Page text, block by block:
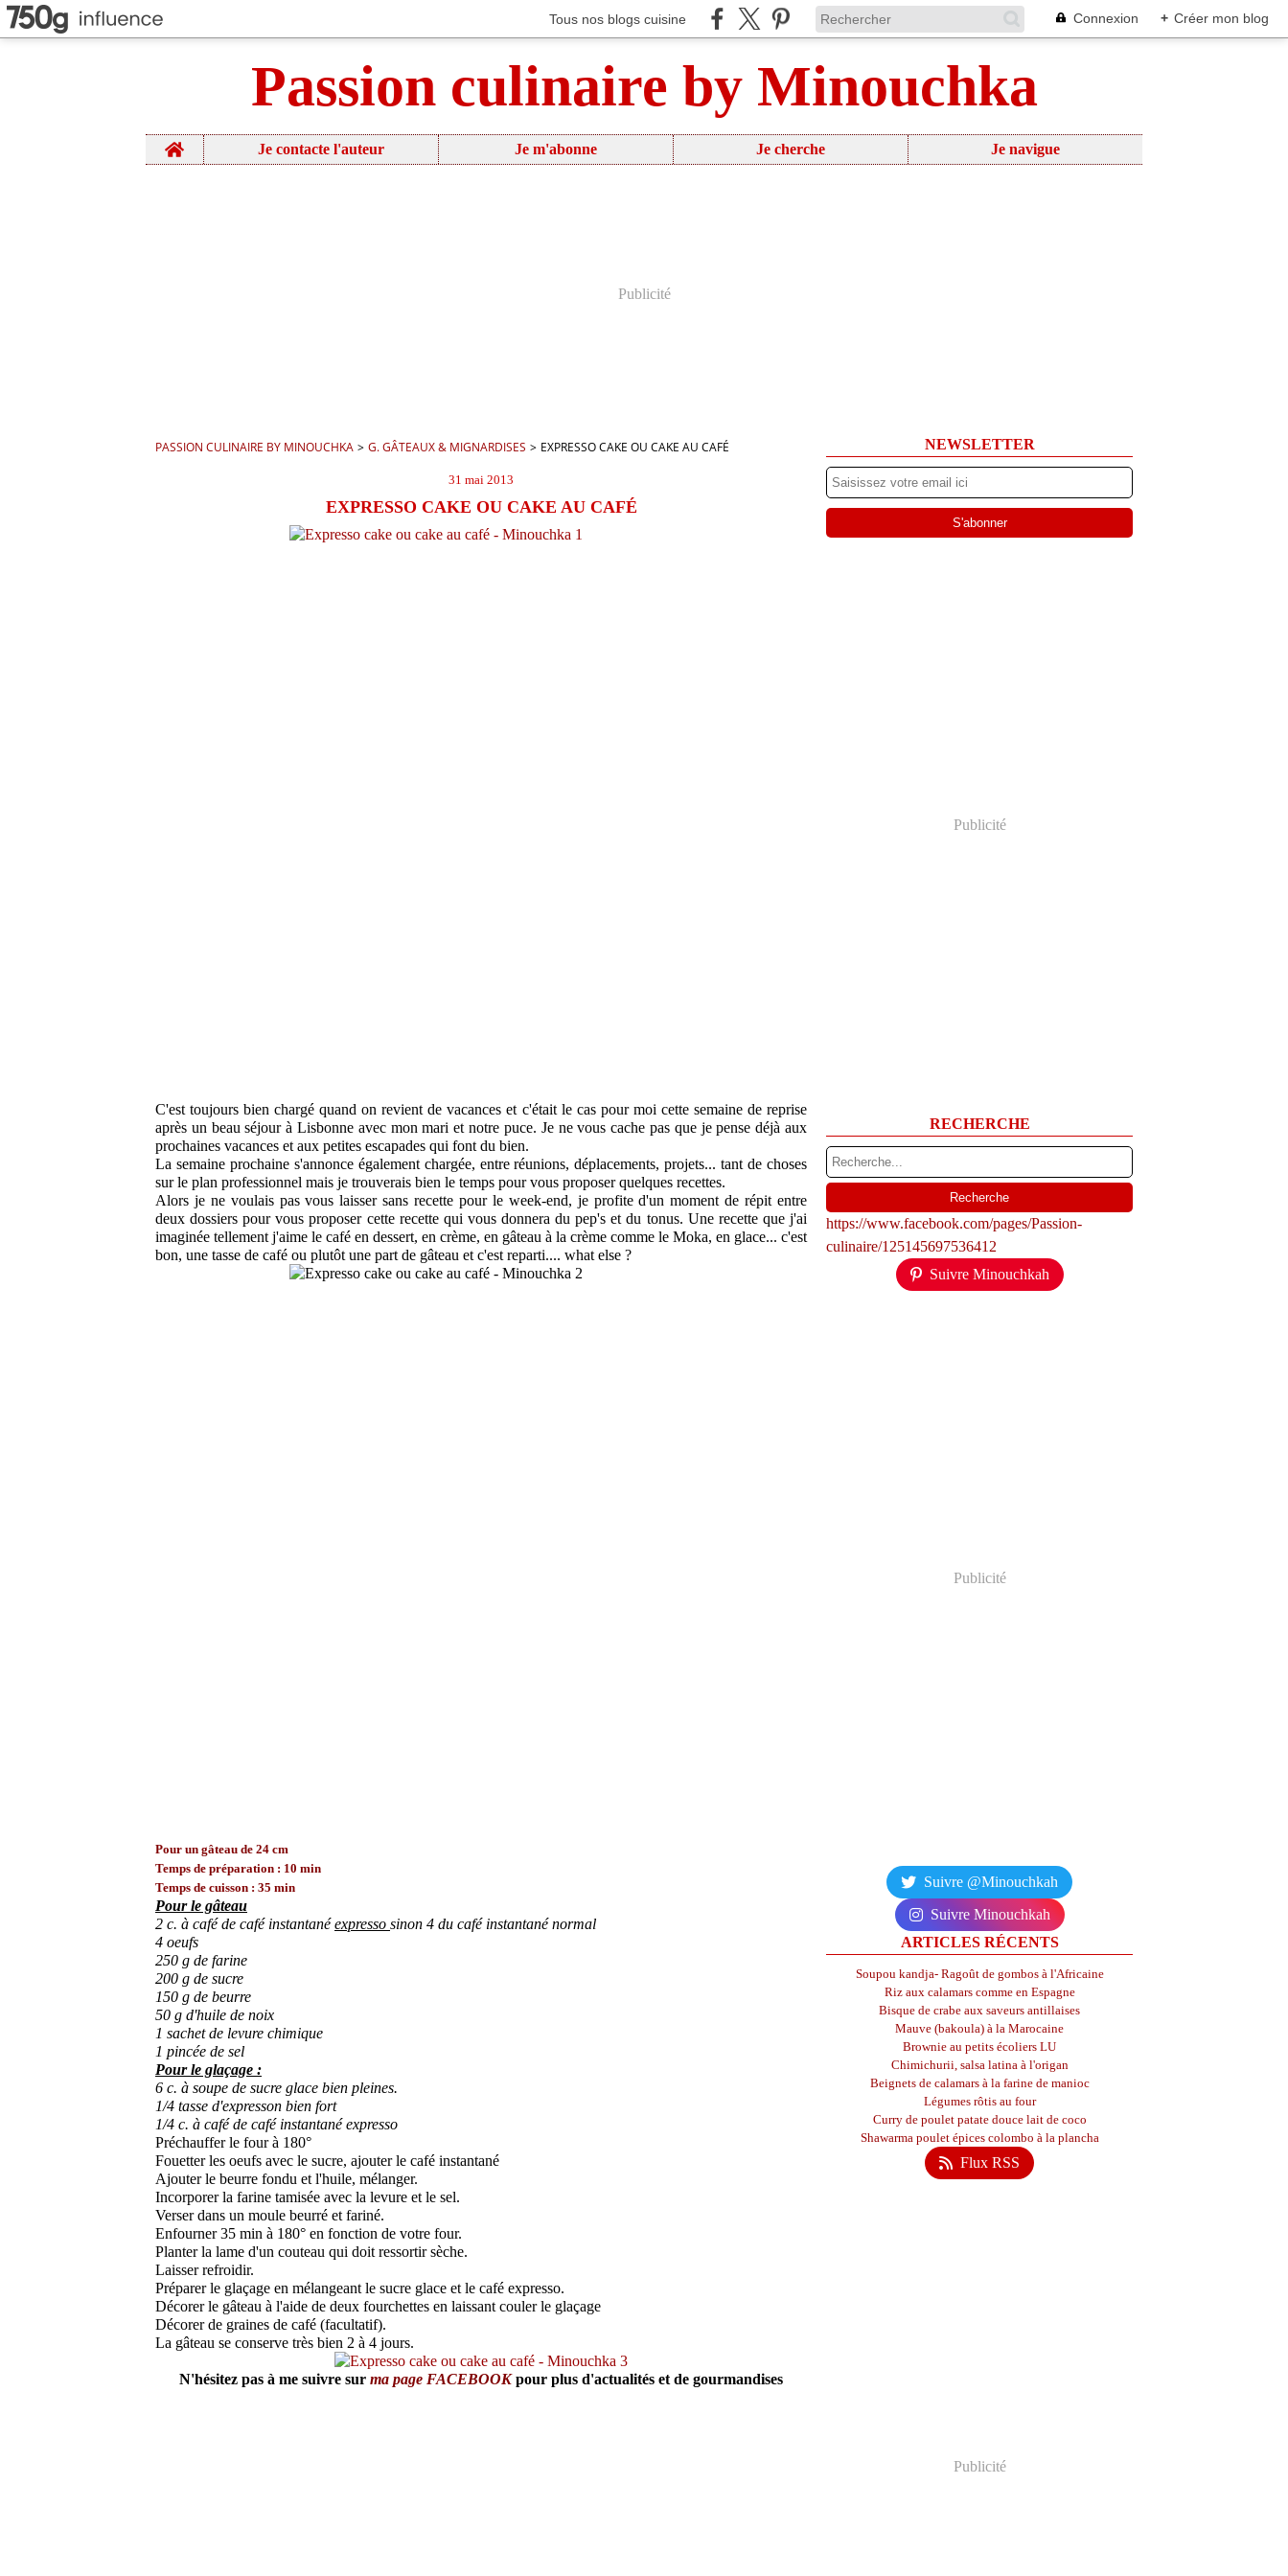
Tous nos blogs cuisine Connexion + Créer mon blog
Passion culinaire by Minouchka
Home Je contacte l'auteur Je m'abonne Je cherche Je navigue
Publicité
PASSION CULINAIRE BY MINOUCHKA > G. GÂTEAUX & MIGNARDISES > EXPRESSO CAKE OU CAKE AU CAFÉ
31 mai 2013
EXPRESSO CAKE OU CAKE AU CAFÉ
C'est toujours bien chargé quand on revient de vacances et c'était le cas pour moi cette semaine de reprise
après un beau séjour à Lisbonne avec mon mari et notre puce. Je ne vous cache pas que je pense déjà aux
prochaines vacances et aux petites escapades qui font du bien.
La semaine prochaine s'annonce également chargée, entre réunions, déplacements, projets... tant de choses
sur le plan professionnel mais je trouverais bien le temps pour vous proposer quelques recettes.
Alors je ne voulais pas vous laisser sans recette pour le week-end, je profite d'un moment de répit entre
deux dossiers pour vous proposer cette recette qui vous donnera du pep's et du tonus. Une recette que j'ai
imaginée tellement j'aime le café en dessert, en crème, en gâteau à la crème comme le Moka, en glace... c'est
bon, une tasse de café ou plutôt une part de gâteau et c'est reparti.... what else ?
Pour un gâteau de 24 cm
Temps de préparation : 10 min
Temps de cuisson : 35 min
Pour le gâteau
2 c. à café de café instantanéexpresso sinon 4 du café instantané normal
4 oeufs
250 g de farine
200 g de sucre
150 g de beurre
50 g d'huile de noix
1 sachet de levure chimique
1 pincée de sel
Pour le glaçage :
6 c. à soupe de sucre glace bien pleines.
1/4 tasse d'expresson bien fort
1/4 c. à café de café instantané expresso
Préchauffer le four à 180°
Fouetter les oeufs avec le sucre, ajouter le café instantané
Ajouter le beurre fondu et l'huile, mélanger.
Incorporer la farine tamisée avec la levure et le sel.
Verser dans un moule beurré et fariné.
Enfourner 35 min à 180° en fonction de votre four.
Planter la lame d'un couteau qui doit ressortir sèche.
Laisser refroidir.
Préparer le glaçage en mélangeant le sucre glace et le café expresso.
Décorer le gâteau à l'aide de deux fourchettes en laissant couler le glaçage
Décorer de graines de café (facultatif).
La gâteau se conserve très bien 2 à 4 jours.
N'hésitez pas à me suivre sur ma page FACEBOOK pour plus d'actualités et de gourmandises
NEWSLETTER
Publicité
RECHERCHE
https://www.facebook.com/pages/Passion-
culinaire/125145697536412
Suivre Minouchkah
Publicité
Suivre @Minouchkah
Suivre Minouchkah
ARTICLES RÉCENTS
Soupou kandja- Ragoût de gombos à l'Africaine
Riz aux calamars comme en Espagne
Bisque de crabe aux saveurs antillaises
Mauve (bakoula) à la Marocaine
Brownie au petits écoliers LU
Chimichurii, salsa latina à l'origan
Beignets de calamars à la farine de manioc
Légumes rôtis au four
Curry de poulet patate douce lait de coco
Shawarma poulet épices colombo à la plancha
Flux RSS
Publicité